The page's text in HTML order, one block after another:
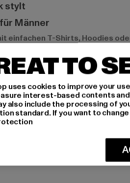
stylt
Männer
einfachen T-Shirts, Hoodies
Outfit ab.
Frauen
den Destroyed Look zu
oder einem eleganten
Destroyed Jeans und einem
werden. Ein Destroyed
TO
uses cookies to improve your
interest-based contents
also include the processing of
standard. If you want to